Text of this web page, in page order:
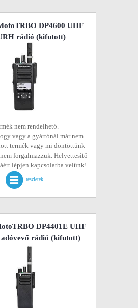
DP4600 UHF
rádió (kifutott)
nem rendelhető.
vagy a gyártónál már nem
termék vagy mi döntöttünk
forgalmazzuk. Helyettesítő
lépjen kapcsolatba velünk!
részletek
DP4401E UHF
rádió (kifutott)